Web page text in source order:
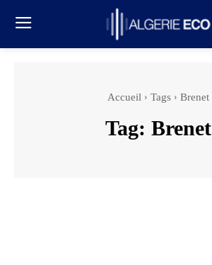
Accueil Tags Brenet
Tag: Brenet